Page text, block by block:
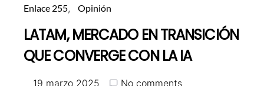
Enlace 255 Opinión
LATAM, MERCADO EN TRANSICIÓN
QUE CONVERGE CON LA IA
19 marzo 2025
No comments